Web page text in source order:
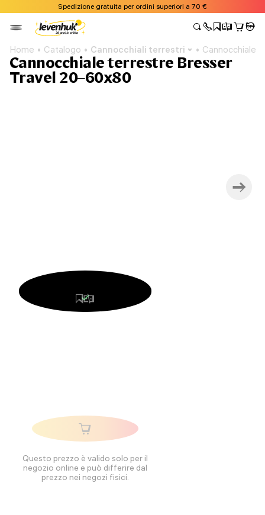
Spedizione gratuita per ordini superiori a 70 €
Home Catalogo Cannocchiali terrestri Cannocchiale
Cannocchiale terrestre Bresser
Travel 20–60x80
Questo prezzo è valido solo per il
negozio online e può differire dal
prezzo nei negozi fisici.